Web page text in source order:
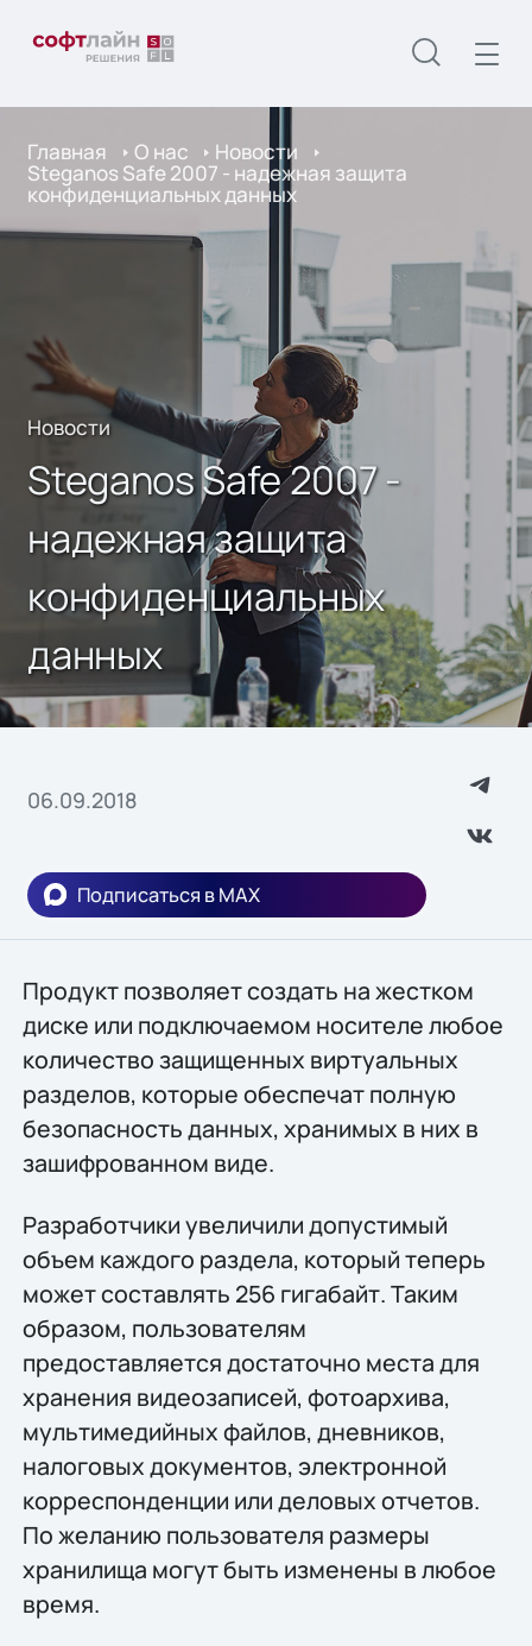
Главная О нас Новости
Steganos Safe 2007 - надежная защита
конфиденциальных данных
Новости
Steganos Safe 2007 -
надежная защита
конфиденциальных
данных
06.09.2018
Подписаться в MAX
Продукт позволяет создать на жестком
диске или подключаемом носителе любое
количество защищенных виртуальных
разделов, которые обеспечат полную
безопасность данных, хранимых в них в
зашифрованном виде.
Разработчики увеличили допустимый
объем каждого раздела, который теперь
может составлять 256 гигабайт. Таким
образом, пользователям
предоставляется достаточно места для
хранения видеозаписей, фотоархива,
мультимедийных файлов, дневников,
налоговых документов, электронной
корреспонденции или деловых отчетов.
По желанию пользователя размеры
хранилища могут быть изменены в любое
время.